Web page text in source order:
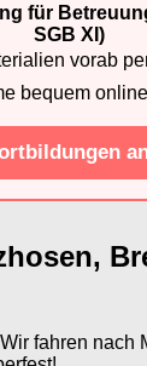
für
SGB XI)
vorab
bequem
fahren nach